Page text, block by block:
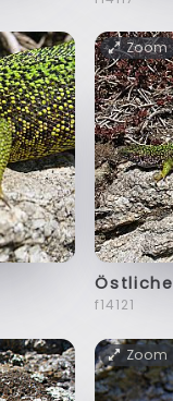
Zoom
f14121
Zoom